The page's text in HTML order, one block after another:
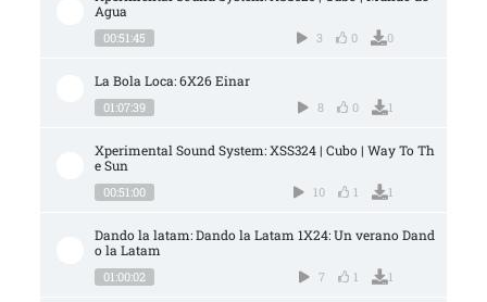
Agua
00:51:45 3 0 0
La Bola Loca: 6X26 Einar
01:07:39 8 0 1
Xperimental Sound System: XSS324 | Cubo | Way To Th
e Sun
00:51:00 10 1 1
Dando la latam: Dando la Latam 1X24: Un verano Dand
o la Latam
01:00:02 7 1 1